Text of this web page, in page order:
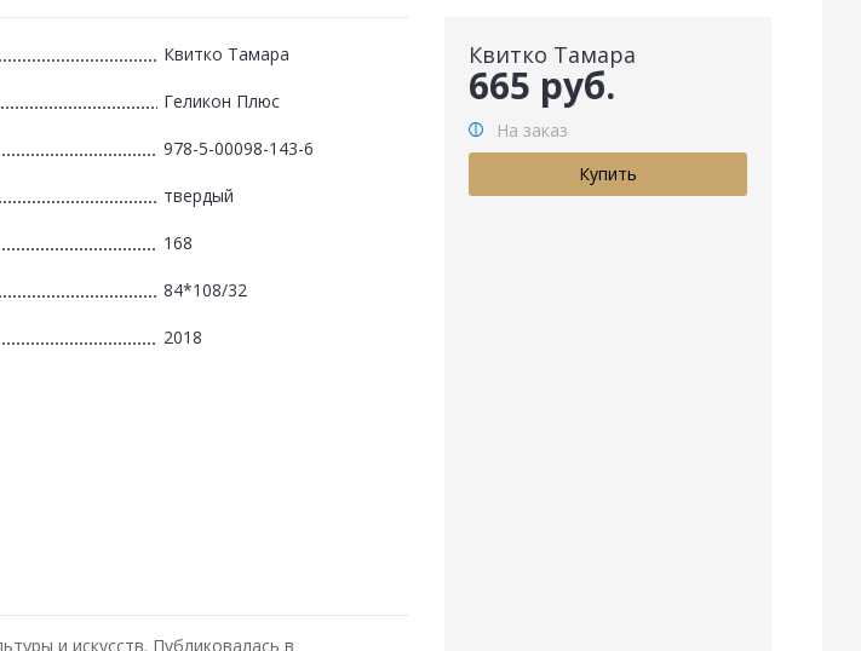
Квитко Тамара
665 руб.
На заказ
Квитко Тамара
Геликон Плюс
978-5-00098-143-6
твердый
168
84*108/32
2018
и искусств. Публиковалась в